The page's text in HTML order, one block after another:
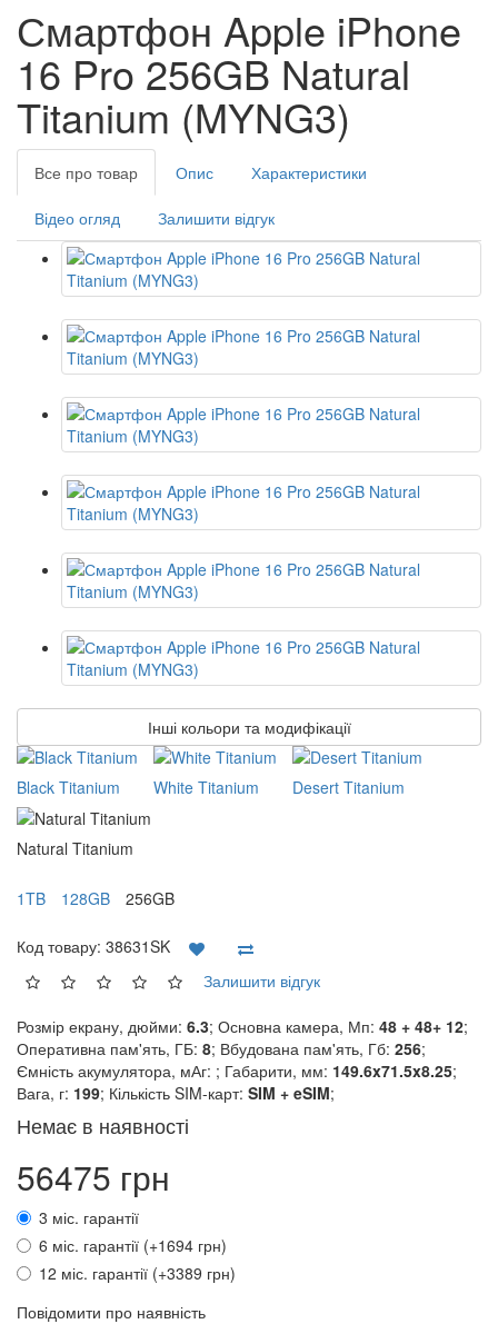
Смартфон Apple iPhone
16 Pro 256GB Natural
Titanium (MYNG3)
Все про товар Опис Характеристики
Відео огляд Залишити відгук
Інші кольори та модифікації
Black Titanium White Titanium Desert Titanium
Natural Titanium
1TB 128GB 256GB
Код товару: 38631SK
Залишити відгук
Розмір екрану, дюйми: 6.3; Основна камера, Мп: 48 + 48+ 12;
Оперативна пам'ять, ГБ: 8; Вбудована пам'ять, Гб: 256;
Ємність акумулятора, мАг: ; Габарити, мм: 149.6x71.5x8.25;
Вага, г: 199; Кількість SIM-карт: SIM + eSIM;
Немає в наявності
56475 грн
3 міс. гарантії
6 міс. гарантії (+1694 грн)
12 міс. гарантії (+3389 грн)
Повідомити про наявність